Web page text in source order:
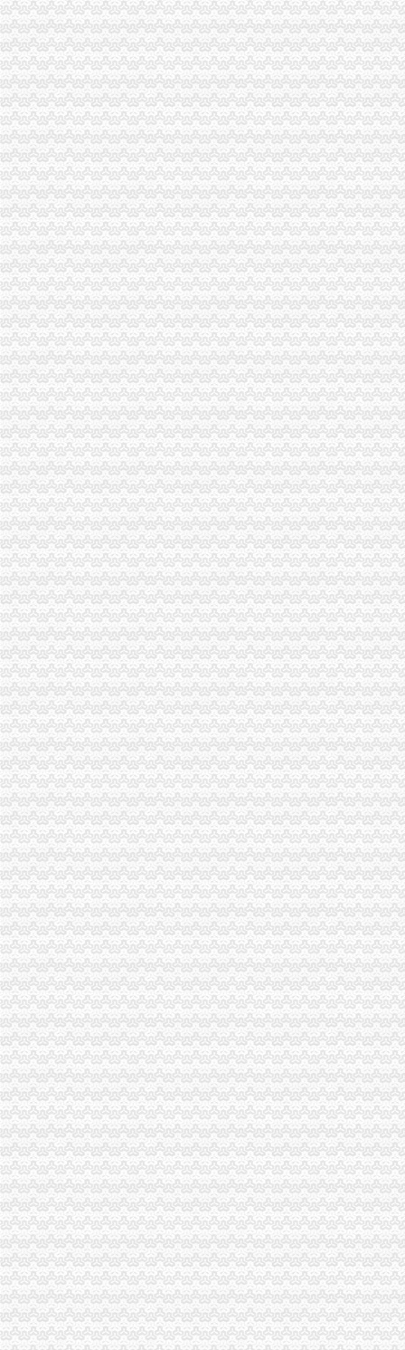
以增经济发展动力为遵循重庆市国税局扎实推进税收改革-新华网
重庆高档住宅土地增值税预征率上调至2%_国内新闻_烟台房产网_买
重庆市税收征管保障办-重庆农业农村信息网
重庆市旭鑫工商税务咨询有限公司-百姓网
重庆亿源财税
“营改增”政策深度解析与操作实务专题李老师,04月16日重庆税
立信税务师事务所有限公司重庆分公司
重庆发票新规定,税务金四期上线！-企业税收优惠政策-重庆市黔江